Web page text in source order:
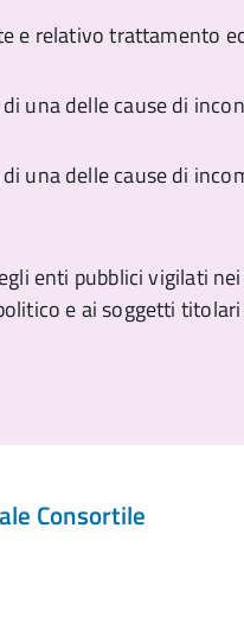
e relativo trattamento
una delle cause di
una delle cause di
enti pubblici vigilati
e ai soggetti
Consortile